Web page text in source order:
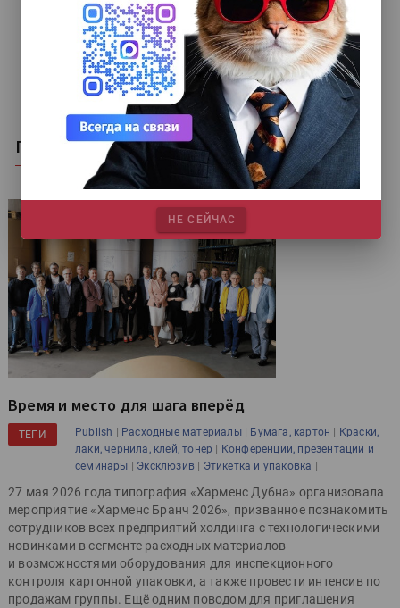
ПОХОЖИЕ СТАТЬИ
Время и место для шага вперёд
ТЕГИ Publish | Расходные материалы| Бумага, картон | Краски,
лаки, чернила, клей, тонер | Конференции, презентации и
семинары | Эксклюзив | Этикетка и упаковка |
27 мая 2026 года типография «Харменс Дубна» организовала
мероприятие «Харменс Бранч 2026», призванное познакомить
сотрудников всех предприятий холдинга с технологическими
новинками в сегменте расходных материалов
и возможностями оборудования для инспекционного
контроля картонной упаковки, а также провести интенсив по
продажам группы. Ещё одним поводом для приглашения
НЕ СЕЙЧАС